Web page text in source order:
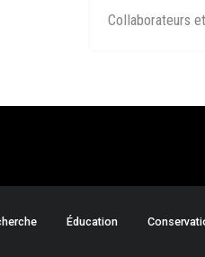
Collaborateurs
Éducation